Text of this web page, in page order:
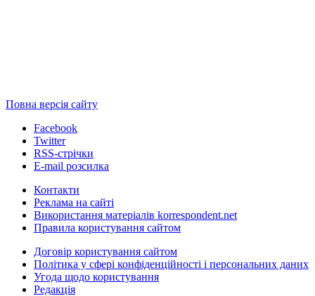
Повна версія сайту
Facebook
Twitter
RSS-стрічки
E-mail розсилка
Контакти
Реклама на сайті
Використання матеріалів korrespondent.net
Правила користування сайтом
Договір користування сайтом
Політика у сфері конфіденційності і персональних даних
Угода щодо користування
Редакція